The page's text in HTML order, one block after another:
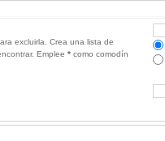
excluirla. Crea una lista de
Emplee * como comodín